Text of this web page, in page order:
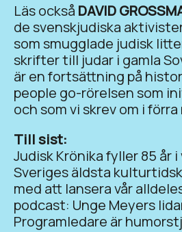
Läs också DAVID
de svenskjudiska
som smugglade judisk
skrifter till judar i gamla
är en fortsättning på
people go-rörelsen som
och som vi skrev om i
Till sist:
Judisk Krönika fyller 85 år i
Sveriges äldsta
med att lansera vår
podcast: Unge Meyers
Programledare är